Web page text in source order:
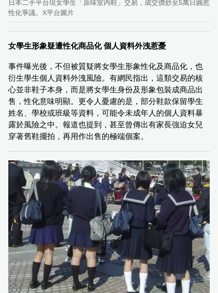
日本二手平台現女學生「原味室內鞋」交易，成交價炒至5萬日圓惹
性化爭議。X平台圖片
女學生形象疑遭性化商品化 個人資料外洩惹憂
事件曝光後，不但被質疑將女學生形象性化及商品化，也
衍生學生個人資料外洩風險。有網民指出，這類交易的核
心並非鞋子本身，而是將女學生身份及形象包裝成商品出
售，性化意味明顯。更令人憂慮的是，部分鞋款保留學生
姓名、學校或班級等資料，可能令未成年人的個人資料暴
露於風險之中。報道也提到，甚至曾傳出有家長強迫女兒
穿著舊鞋擺拍，再用作出售的極端個案。